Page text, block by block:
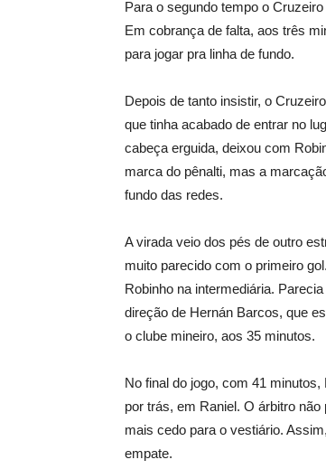
Para o segundo tempo o
Em cobrança de falta, aos três
para jogar pra linha de fundo.
Depois de tanto insistir, o
que tinha acabado de entrar no
cabeça erguida, deixou com
marca do pênalti, mas a
fundo das redes.
A virada veio dos pés de outro
muito parecido com o primeiro
Robinho na intermediária.
direção de Hernán Barcos, que
o clube mineiro, aos 35 minutos.
No final do jogo, com 41
por trás, em Raniel. O árbitro
mais cedo para o vestiário.
empate.